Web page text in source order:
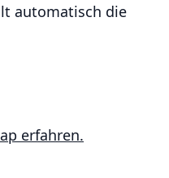
automatisch die
erfahren.